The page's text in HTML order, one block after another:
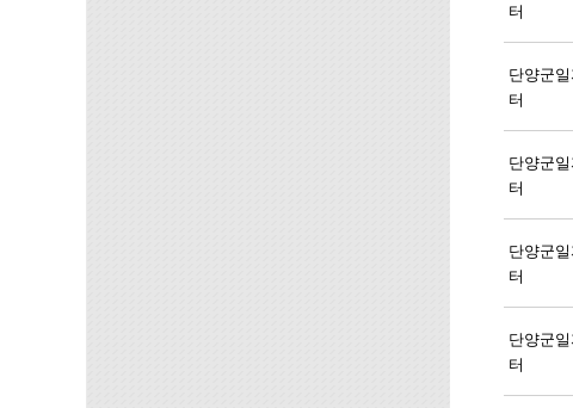
터
단양군
터
단양군
터
단양군
터
단양군
터